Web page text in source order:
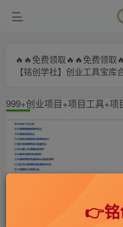
🔥🔥免费领取🔥🔥免费
【铭创学社】创业工具宝库
999+创业项目+项目工具+
👉